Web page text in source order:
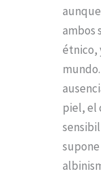
ambos
étnico,
piel, el
supone